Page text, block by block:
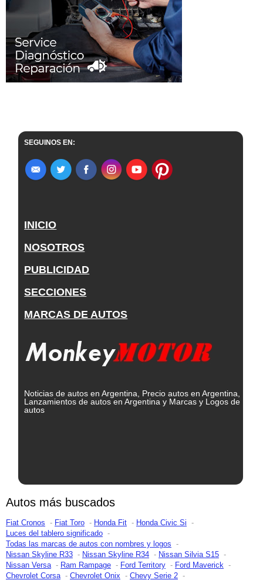
SEGUINOS EN:
INICIO
NOSOTROS
PUBLICIDAD
SECCIONES
MARCAS DE AUTOS
Noticias de autos en Argentina, Precio autos en Argentina,
Lanzamientos de autos en Argentina y Marcas y Logos de
autos
Autos más buscados
Fiat Cronos Fiat Toro Honda Fit
Honda Civic Si
Luces del tablero significado
Todas las marcas de autos con nombres y logos
Nissan Skyline R33
Nissan Skyline R34
Nissan Silvia S15
Nissan Versa
Ram Rampage Ford Territory
Ford Maverick
Chevrolet Corsa
Chevrolet Onix Chevy Serie 2